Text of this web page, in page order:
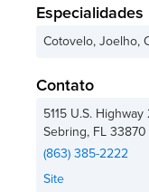
Especialidades
Cotovelo, Joelho,
Contato
5115 U.S.
Sebring, FL33870
(863) 385-2222
Site